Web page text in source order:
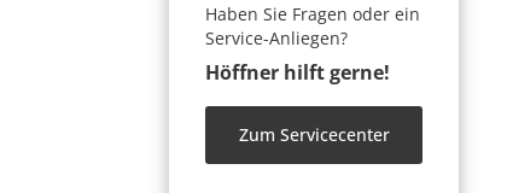
Haben Sie Fragen oder ein
Service-Anliegen?
Höffner hilft gerne!
Zum Servicecenter